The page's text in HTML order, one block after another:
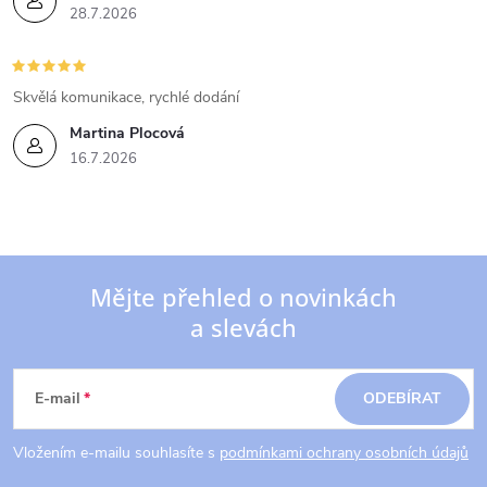
28.7.2026
Martina Plocová
16.7.2026
Skvělá komunikace, rychlé dodání
p
Mějte přehled o novinkách
a slevách
E-mail
Vložením e-mailu souhlasíte s podmínkami ochrany osobních údajů
ODEBÍRAT